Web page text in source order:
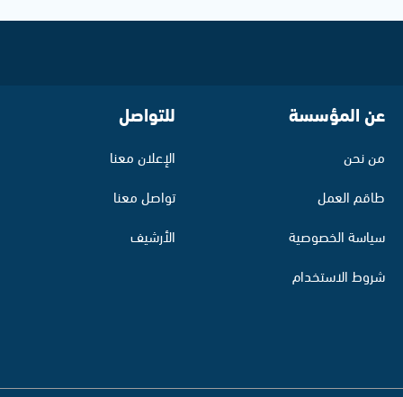
عن المؤسسة
من نحن
طاقم العمل
سياسة الخصوصية
شروط الاستخدام
للتواصل
الإعلان معنا
تواصل معنا
الأرشيف